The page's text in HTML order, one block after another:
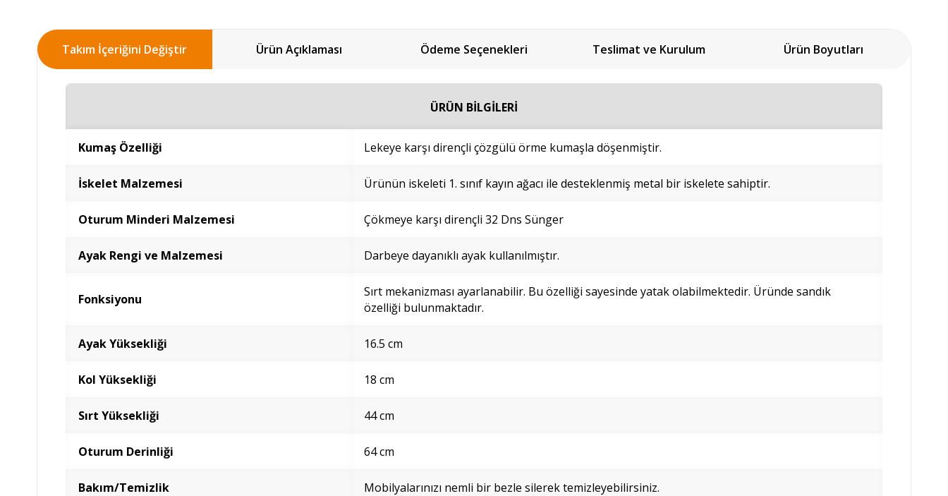
Takım İçeriğini Değiştir Ürün Açıklaması Ödeme Seçenekleri Teslimat ve Kurulum Ürün Boyutları
ÜRÜN BİLGİLERİ
Kumaş Özelliği Lekeye karşı dirençli çözgülü örme kumaşla döşenmiştir.
İskelet Malzemesi Ürünün iskeleti 1. sınıf kayın ağacı ile desteklenmiş metal bir iskelete sahiptir.
Oturum Minderi Malzemesi Çökmeye karşı dirençli 32 Dns Sünger
Ayak Rengi ve Malzemesi Darbeye dayanıklı ayak kullanılmıştır.
Fonksiyonu
Sırt mekanizması ayarlanabilir. Bu özelliği sayesinde yatak olabilmektedir. Üründe sandık
özelliği bulunmaktadır.
Ayak Yüksekliği 16.5 cm
Kol Yüksekliği 18 cm
Sırt Yüksekliği 44 cm
Oturum Derinliği 64 cm
Bakım/Temizlik Mobilyalarınızı nemli bir bezle silerek temizleyebilirsiniz.